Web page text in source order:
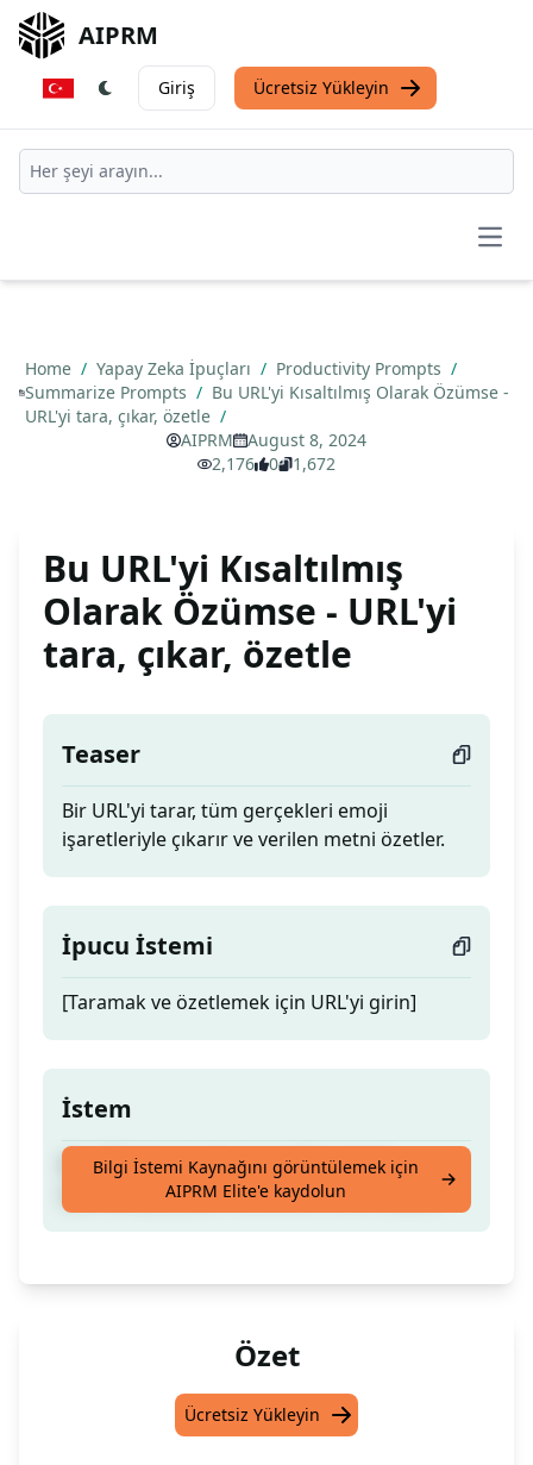
AIPRM
Giriş Ücretsiz Yükleyin
Home / Yapay Zeka İpuçları / Productivity Prompts /
Summarize Prompts / Bu URL'yi Kısaltılmış Olarak Özümse -
URL'yi tara, çıkar, özetle /
AIPRM
August 8, 2024
2,176
0 1,672
Bu URL'yi Kısaltılmış
Olarak Özümse - URL'yi
tara, çıkar, özetle
Teaser
Bir URL'yi tarar, tüm gerçekleri emoji
işaretleriyle çıkarır ve verilen metni özetler.
İpucu İstemi
[Taramak ve özetlemek için URL'yi girin]
İstem
Bir URL'yi tarar, tüm gerçekleri emoji
işaretleriyle çıkarır ve verilen metni özetler.
Bilgi İstemi Kaynağını görüntülemek için
AIPRM Elite'e kaydolun
Özet
Ücretsiz Yükleyin